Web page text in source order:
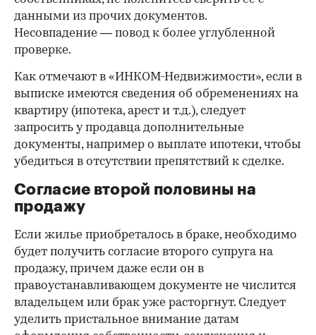
данными из прочих документов.
Несовпадение — повод к более углубленной
проверке.
Как отмечают в «ИНКОМ-Недвижимости», если в
выписке имеются сведения об обременениях на
квартиру (ипотека, арест и т.д.), следует
запросить у продавца дополнительные
документы, например о выплате ипотеки, чтобы
убедиться в отсутствии препятствий к сделке.
Согласие второй половины на
продажу
Если жилье приобреталось в браке, необходимо
будет получить согласие второго супруга на
продажу, причем даже если он в
правоустанавливающем документе не числится
владельцем или брак уже расторгнут. Следует
уделить пристальное внимание датам